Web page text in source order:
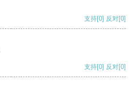
支持[0] 反对[0]
支持[0] 反对[0]